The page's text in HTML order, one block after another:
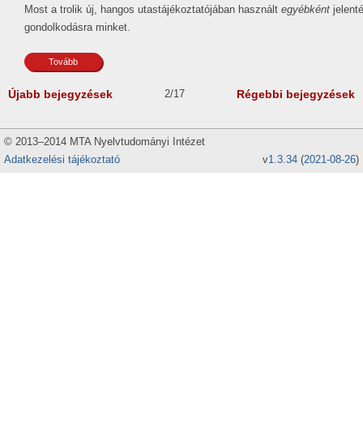
Most a trolik új, hangos utastájékoztatójában használt egyébként
gondolkodásra minket.
Tovább
Újabb bejegyzések 2/17 Régebbi bejegyzések
© 2013–2014 MTA Nyelvtudományi Intézet
Adatkezelési tájékoztató
v1.3.34 (2021-08-26)